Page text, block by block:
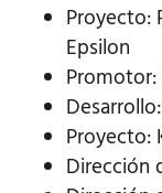
Proyecto:
Epsilon
Promotor:
Proyecto:
Dirección